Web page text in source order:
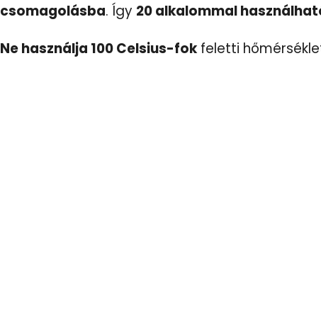
csomagolásba. Így 20 alkalommal
Ne használja 100 Celsius-fok feletti